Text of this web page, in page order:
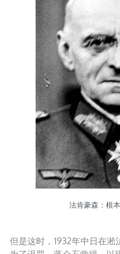
法肯豪森：根
但是这时，1932年中日在